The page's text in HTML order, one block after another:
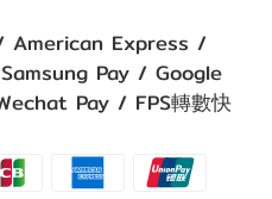
Express /
Pay / Google
Pay / FPS轉數快